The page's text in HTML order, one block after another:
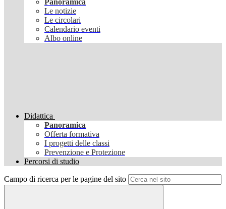
Panoramica
Le notizie
Le circolari
Calendario eventi
Albo online
Didattica
Panoramica
Offerta formativa
I progetti delle classi
Prevenzione e Protezione
Percorsi di studio
Campo di ricerca per le pagine del sito